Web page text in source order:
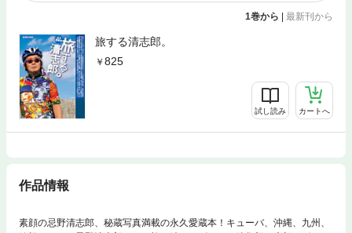
1巻から 最新刊から
旅する清志郎。
825
試し読み カートへ
作品情報
素顔の忌野清志郎、秘蔵写真満載の永久愛蔵本！キューバ、沖縄、九州、